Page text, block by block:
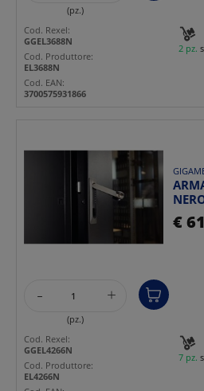
(pz.)
2 pz.
Cod. Rexel:
GGEL3688N
Cod. Produttore:
EL3688N
Cod. EAN:
3700575931866
ARMADIO
€
- +
(pz.)
7 pz.
Cod. Rexel:
GGEL4266N
Cod. Produttore:
EL4266N